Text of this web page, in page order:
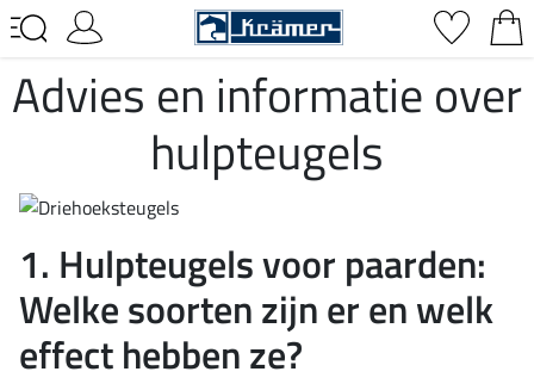
Advies en informatie over
hulpteugels
1. Hulpteugels voor paarden:
Welke soorten zijn er en welk
effect hebben ze?